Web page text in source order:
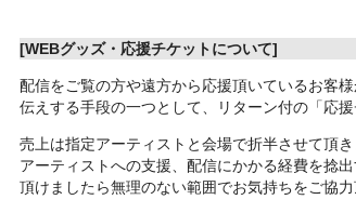
[WEBグッズ・応援チケットについて]
配信をご覧の方や遠方から応援頂いているお客
伝えする手段の一つとして、リターン付の「応援
売上は指定アーティストと会場で折半させて頂き
アーティストへの支援、配信にかかる経費を捻
頂けましたら無理のない範囲でお気持ちをご協力